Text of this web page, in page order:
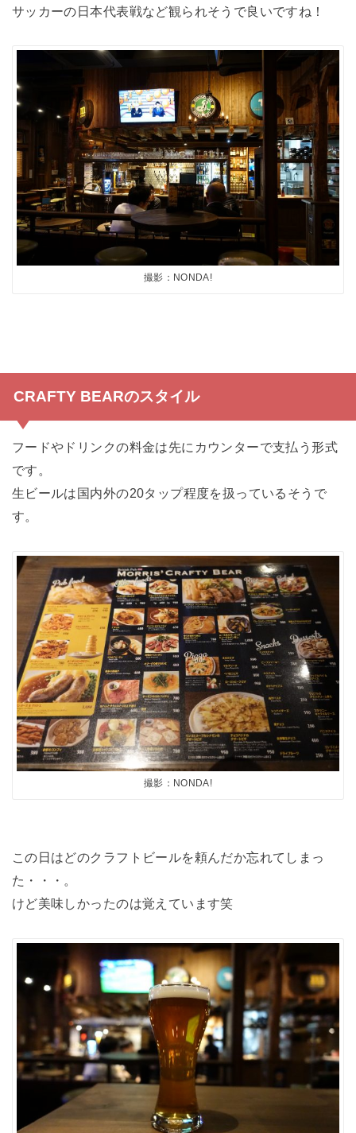
サッカーの日本代表戦など観られそうで良いですね！
撮影：NONDA!
CRAFTY BEARのスタイル
フードやドリンクの料金は先にカウンターで支払う形式
です。
生ビールは国内外の20タップ程度を扱っているそうで
す。
撮影：NONDA!
この日はどのクラフトビールを頼んだか忘れてしまっ
た・・・。
けど美味しかったのは覚えています笑